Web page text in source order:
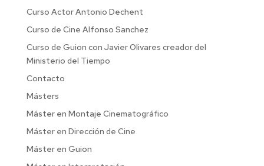
Curso Actor Antonio Dechent
Curso de Cine Alfonso Sanchez
Curso de Guion con Javier Olivares creador del
Ministerio del Tiempo
Contacto
Másters
Máster en Montaje Cinematográfico
Máster en Dirección de Cine
Máster en Guion